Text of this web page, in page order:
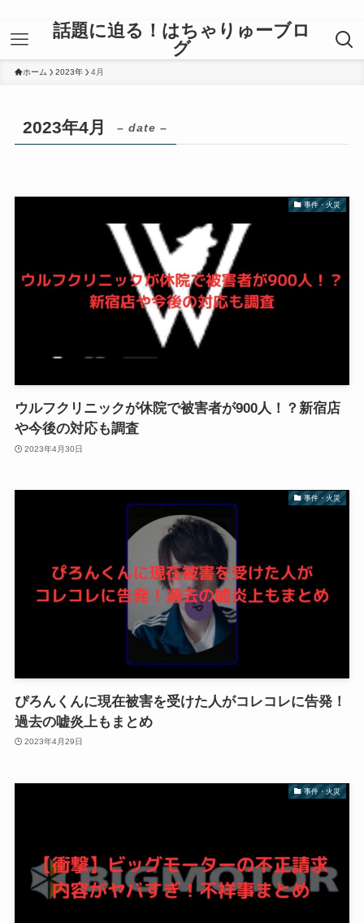
話題に迫る！はちゃりゅーブロ
グ
ホーム 2023年 4月
2023年4月 – date –
事件・火災
ウルフクリニックが休院で被害者が900人！？新宿店
や今後の対応も調査
2023年4月30日
事件・火災
ぴろんくんに現在被害を受けた人がコレコレに告発！
過去の嘘炎上もまとめ
2023年4月29日
事件・火災